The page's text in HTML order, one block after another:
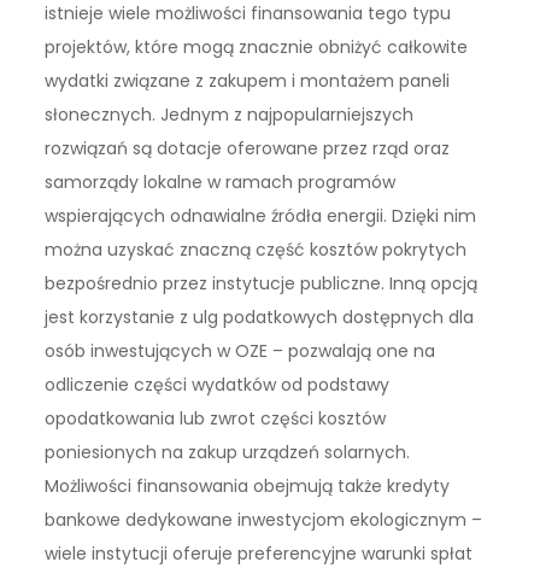
istnieje wiele możliwości finansowania tego typu
projektów, które mogą znacznie obniżyć całkowite
wydatki związane z zakupem i montażem paneli
słonecznych. Jednym z najpopularniejszych
rozwiązań są dotacje oferowane przez rząd oraz
samorządy lokalne w ramach programów
wspierających odnawialne źródła energii. Dzięki nim
można uzyskać znaczną część kosztów pokrytych
bezpośrednio przez instytucje publiczne. Inną opcją
jest korzystanie z ulg podatkowych dostępnych dla
osób inwestujących w OZE – pozwalają one na
odliczenie części wydatków od podstawy
opodatkowania lub zwrot części kosztów
poniesionych na zakup urządzeń solarnych.
Możliwości finansowania obejmują także kredyty
bankowe dedykowane inwestycjom ekologicznym –
wiele instytucji oferuje preferencyjne warunki spłat